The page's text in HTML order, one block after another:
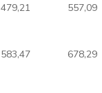
479,21 557,09
583,47 678,29